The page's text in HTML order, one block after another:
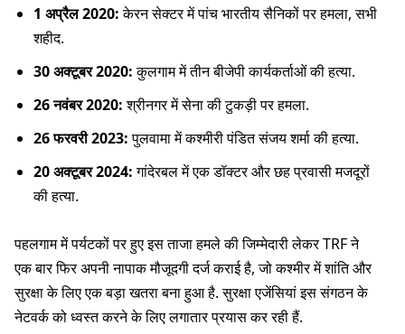
1 अप्रैल 2020:केरन सेक्टर में पांच भारतीय सैनिकों पर हमला, सभी
शहीद.
30 अक्टूबर 2020:कुलगाम में तीन बीजेपी कार्यकर्ताओं की हत्या.
26 नवंबर 2020:श्रीनगर में सेना की टुकड़ी पर हमला.
26 फरवरी 2023:पुलवामा में कश्मीरी पंडित संजय शर्मा की हत्या.
20 अक्टूबर 2024:गांदेरबल में एक डॉक्टर और छह प्रवासी मजदूरों
की हत्या.
पहलगाम में पर्यटकों पर हुए इस ताजा हमले की जिम्मेदारी लेकर TRF ने
एक बार फिर अपनी नापाक मौजूदगी दर्ज कराई है, जो कश्मीर में शांति और
सुरक्षा के लिए एक बड़ा खतरा बना हुआ है. सुरक्षा एजेंसियां इस संगठन के
नेटवर्क को ध्वस्त करने के लिए लगातार प्रयास कर रही हैं.